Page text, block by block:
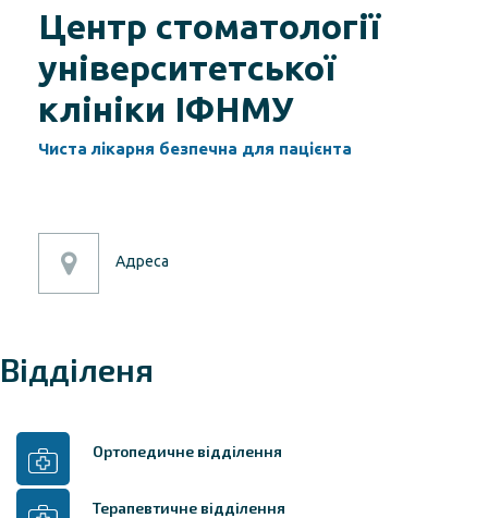
Центр стоматології
університетської
клініки ІФНМУ
Чиста лікарня безпечна для пацієнта
Адреса
Відділеня
Ортопедичне відділення
Терапевтичне відділення